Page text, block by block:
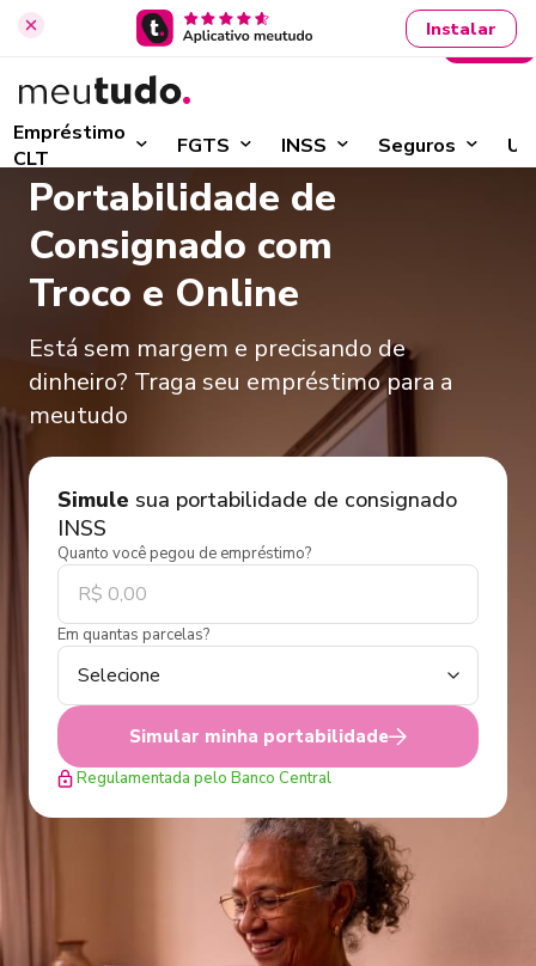
Instalar
Empréstimo
CLT
FGTS INSS Seguros
Entrar
Portabilidade de
Consignado com
Troco e Online
Está sem margem e precisando de
dinheiro? Traga seu empréstimo para a
meutudo
Simule sua portabilidade de consignado
INSS
Quanto você pegou de empréstimo?
Em quantas parcelas?
Simular minha portabilidade
Regulamentada pelo Banco Central